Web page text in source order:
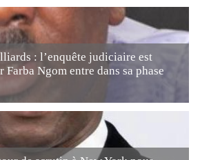
: l’enquête judiciaire est
Farba Ngom entre dans sa phase